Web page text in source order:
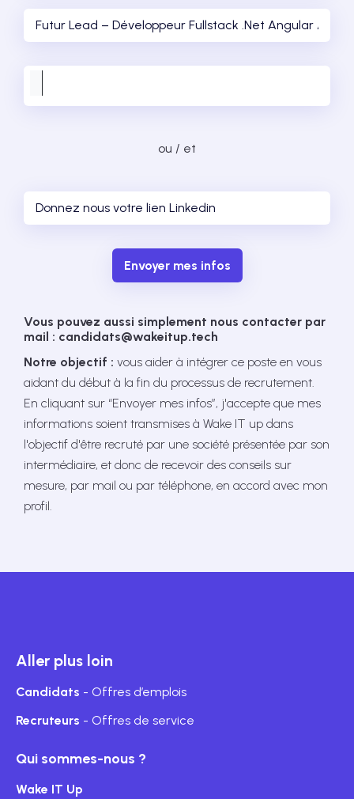
ou / et
Envoyer mes infos
Vous pouvez aussi simplement nous contacter par
mail : candidats@wakeitup.tech
Notre objectif : vous aider à intégrer ce poste en vous
aidant du début à la fin du processus de recrutement.
En cliquant sur “Envoyer mes infos”, j'accepte que mes
informations soient transmises à Wake IT up dans
l'objectif d'être recruté par une société présentée par son
intermédiaire, et donc de recevoir des conseils sur
mesure, par mail ou par téléphone, en accord avec mon
profil.
Aller plus loin
Candidats - Offres d’emplois
Recruteurs - Offres de service
Qui sommes-nous ?
Wake IT Up